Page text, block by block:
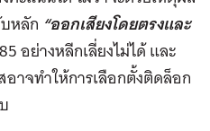
หลัก “ออกเสียงโดยตรงและ
อย่างหลีกเลี่ยงไม่ได้ และ
าจทำให้การเลือกตั้งติดล็อก